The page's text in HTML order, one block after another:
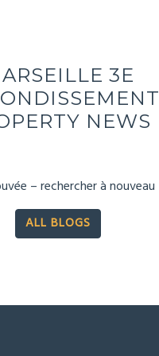
3E
NEWS
– rechercher à nouveau
ALL BLOGS